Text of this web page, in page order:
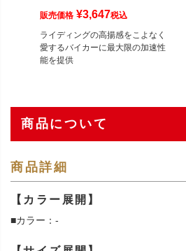
販売価格 ¥3,647税込
ライディングの高揚感をこよなく
愛するバイカーに最大限の加速性
能を提供
商品について
商品詳細
【カラー展開】
■カラー：-